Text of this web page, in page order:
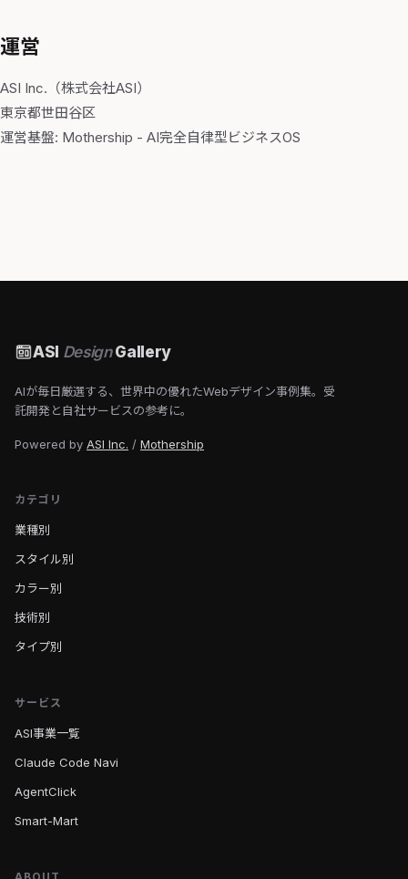
運営
ASI Inc.（株式会社ASI）
東京都世田谷区
運営基盤: Mothership - AI完全自律型ビジネスOS
ASI DesignGallery
AIが毎日厳選する、世界中の優れたWebデザイン事例集。受
託開発と自社サービスの参考に。
Powered by ASI Inc. / Mothership
カテゴリ
業種別
スタイル別
カラー別
技術別
タイプ別
サービス
ASI事業一覧
Claude Code Navi
AgentClick
Smart-Mart